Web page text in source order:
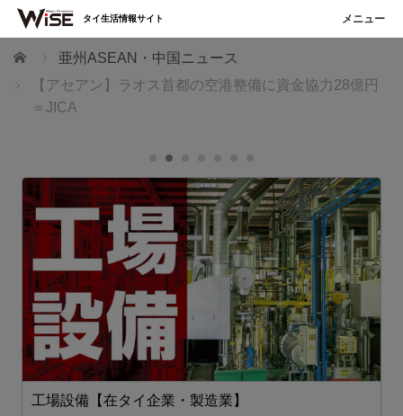
ホーム
亜州ASEAN・中国ニュース
【アセアン】ラオス首都の空港整備に資金協力28億円
＝JICA
工場設備【在タイ企業・製造業】
タイ生活情報サイト